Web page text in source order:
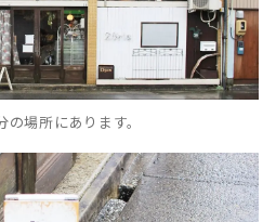
場所にあります。